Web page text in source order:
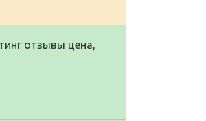
отзывы цена,